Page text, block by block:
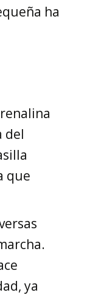
ha
del
que
ya